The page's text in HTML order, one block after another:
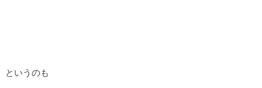
というのも